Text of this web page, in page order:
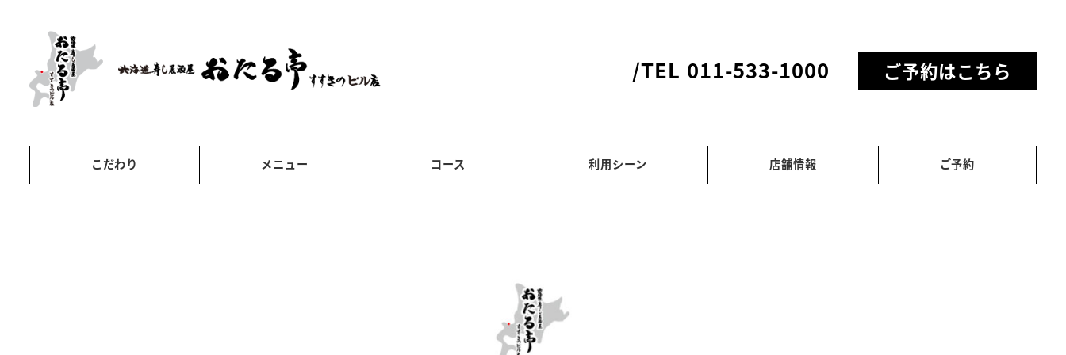
/TEL 011-533-1000 ご予約はこちら
こだわり メニュー コース 利用シーン 店舗情報 ご予約